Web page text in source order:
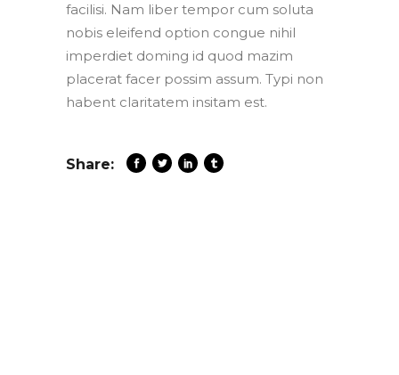
facilisi. Nam liber tempor cum soluta
nobis eleifend option congue nihil
imperdiet doming id quod mazim
placerat facer possim assum. Typi non
habent claritatem insitam est.
Share: